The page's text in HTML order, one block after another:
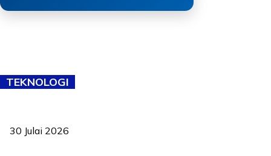
TEKNOLOGI
30 Julai 2026